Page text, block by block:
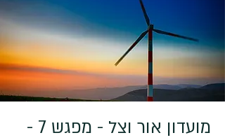
מועדון אור וצל - מפגש 7 -